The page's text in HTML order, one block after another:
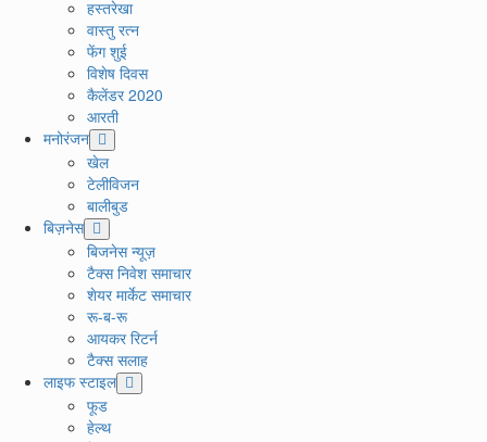
हस्तरेखा
वास्तु रत्न
फेंग शुई
विशेष दिवस
कैलेंडर 2020
आरती
मनोरंजन
खेल
टेलीविजन
बालीबुड
बिज़नेस
बिजनेस न्यूज़
टैक्स निवेश समाचार
शेयर मार्केट समाचार
रू-ब-रू
आयकर रिटर्न
टैक्स सलाह
लाइफ स्टाइल
फूड
हेल्थ